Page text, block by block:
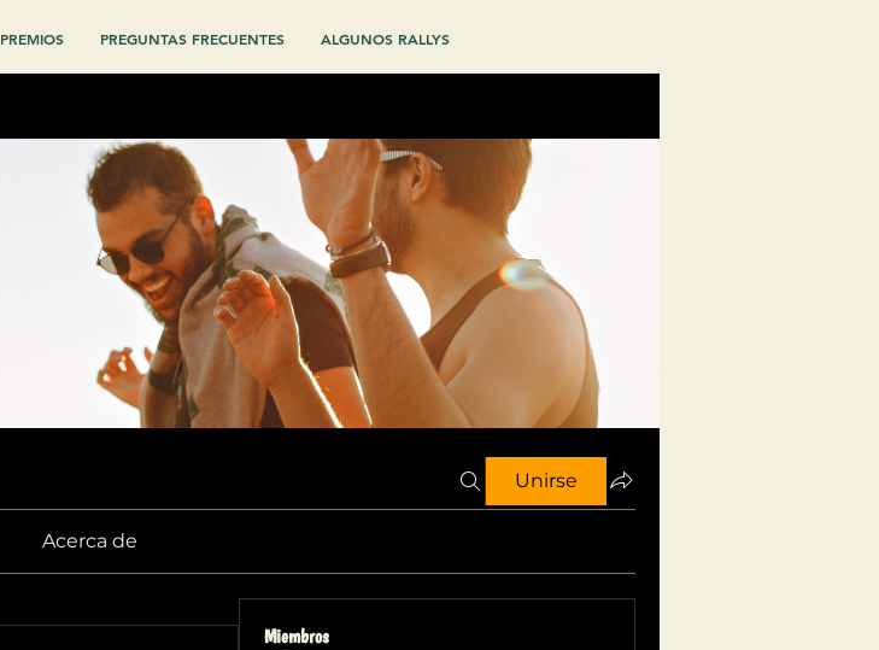
PREMIOS PREGUNTAS FRECUENTES ALGUNOS RALLYS
Unirse
Acerca de
Miembros